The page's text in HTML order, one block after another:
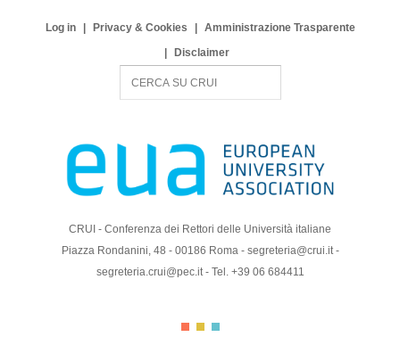
Log in Privacy & Cookies
Amministrazione Trasparente
Disclaimer
c
CRUI - Conferenza dei Rettori delle Università italiane
Piazza Rondanini, 48 - 00186 Roma - segreteria@crui.it -
segreteria.crui@pec.it - Tel. +39 06 684411